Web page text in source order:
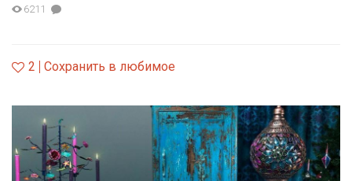
6211
2 Сохранить в любимое